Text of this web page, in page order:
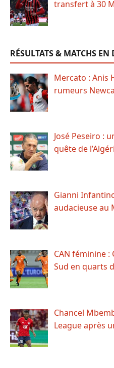
transfert à 30
RÉSULTATS & MATCHS EN
Mercato : Anis
rumeurs
José Peseiro :
quête de
Gianni
audacieuse au
CAN féminine :
Sud en quarts
Chancel
League après